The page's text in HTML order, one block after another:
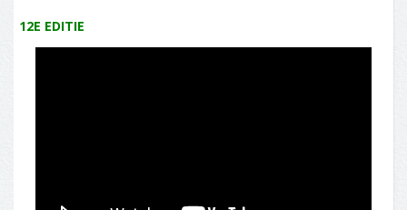
12E EDITIE